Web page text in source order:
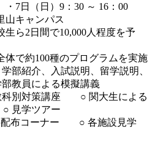
7日（日）9：30 ～ 16：00
キャンパス
ら2日間で10,000人程度を予
で約100種のプログラムを実施
紹介、入試説明、留学説明、
教員による模擬講義
別対策講座 ○ 関大生による
見学ツアー
コーナー ○ 各施設見学